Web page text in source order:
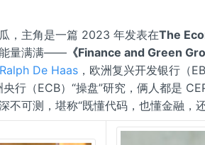
，主角是一篇 2023 年发表在The
能量满满—— 《Finance and Green
Ralph De Haas ，欧洲复兴开发银行（
央行（ECB）“操盘”研究，俩人都是
不可测，堪称“既懂代码，也懂金融，